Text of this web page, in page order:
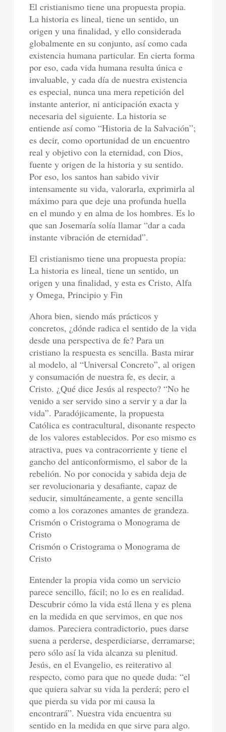
El cristianismo tiene una propuesta propia.
La historia es lineal, tiene un sentido, un
origen y una finalidad, y ello considerada
globalmente en su conjunto, así como cada
existencia humana particular. En cierta forma
por eso, cada vida humana resulta única e
invaluable, y cada día de nuestra existencia
es especial, nunca una mera repetición del
instante anterior, ni anticipación exacta y
necesaria del siguiente. La historia se
entiende así como “Historia de la Salvación”;
es decir, como oportunidad de un encuentro
real y objetivo con la eternidad, con Dios,
fuente y origen de la historia y su sentido.
Por eso, los santos han sabido vivir
intensamente su vida, valorarla, exprimirla al
máximo para que deje una profunda huella
en el mundo y en alma de los hombres. Es lo
que san Josemaría solía llamar “dar a cada
instante vibración de eternidad”.
El cristianismo tiene una propuesta propia:
La historia es lineal, tiene un sentido, un
origen y una finalidad, y esta es Cristo, Alfa
y Omega, Principio y Fin
Ahora bien, siendo más prácticos y
concretos, ¿dónde radica el sentido de la vida
desde una perspectiva de fe? Para un
cristiano la respuesta es sencilla. Basta mirar
al modelo, al “Universal Concreto”, al origen
y consumación de nuestra fe, es decir, a
Cristo. ¿Qué dice Jesús al respecto? “No he
venido a ser servido sino a servir y a dar la
vida”. Paradójicamente, la propuesta
Católica es contracultural, disonante respecto
de los valores establecidos. Por eso mismo es
atractiva, pues va contracorriente y tiene el
gancho del anticonformismo, el sabor de la
rebelión. No por conocida y sabida deja de
ser revolucionaria y desafiante, capaz de
seducir, simultáneamente, a gente sencilla
como a los corazones amantes de grandeza.
Crismón o Cristograma o Monograma de
Cristo
Crismón o Cristograma o Monograma de
Cristo
Entender la propia vida como un servicio
parece sencillo, fácil; no lo es en realidad.
Descubrir cómo la vida está llena y es plena
en la medida en que servimos, en que nos
damos. Pareciera contradictorio, pues darse
suena a perderse, desperdiciarse, derramarse;
pero sólo así la vida alcanza su plenitud.
Jesús, en el Evangelio, es reiterativo al
respecto, como para que no quede duda: “el
que quiera salvar su vida la perderá; pero el
que pierda su vida por mi causa la
encontrará”. Nuestra vida encuentra su
sentido en la medida en que sirve para algo.